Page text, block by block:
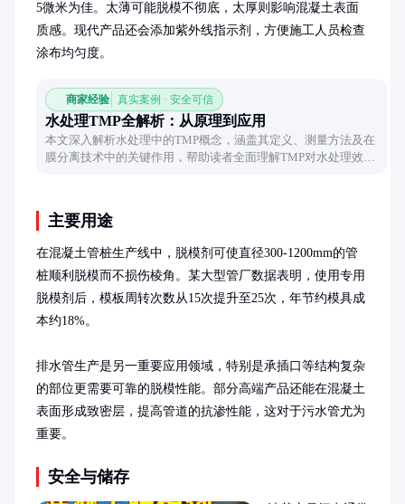
5微米为佳。太薄可能脱模不彻底，太厚则影响混凝土表面
质感。现代产品还会添加紫外线指示剂，方便施工人员检查
涂布均匀度。
商家经验 真实案例 · 安全可信
水处理TMP全解析：从原理到应用
本文深入解析水处理中的TMP概念，涵盖其定义、测量方法及在
膜分离技术中的关键作用，帮助读者全面理解TMP对水处理效率
主要用途
在混凝土管桩生产线中，脱模剂可使直径300-1200mm的管
桩顺利脱模而不损伤棱角。某大型管厂数据表明，使用专用
脱模剂后，模板周转次数从15次提升至25次，年节约模具成
本约18%。
排水管生产是另一重要应用领域，特别是承插口等结构复杂
的部位更需要可靠的脱模性能。部分高端产品还能在混凝土
表面形成致密层，提高管道的抗渗性能，这对于污水管尤为
重要。
安全与储存